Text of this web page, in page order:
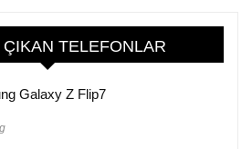
TELEFONLAR
Galaxy Z Flip7